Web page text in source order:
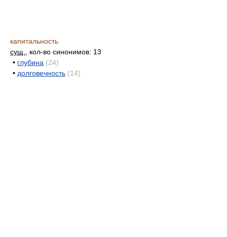
капитальность
сущ.
, кол-во синонимов: 13
• глубина (24)
• долговечность (14)